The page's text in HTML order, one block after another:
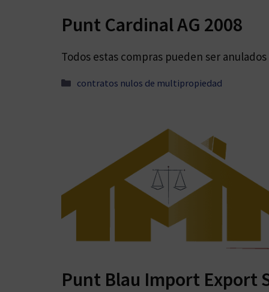
Punt Cardinal AG 2008
Todos estas compras pueden ser
Categorías
contratos nulos de multipropiedad
Punt Blau Import Export